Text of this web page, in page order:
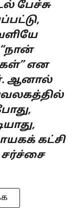
பேச்சு
என
ஆனால்
கட்சி
சர்ச்சை